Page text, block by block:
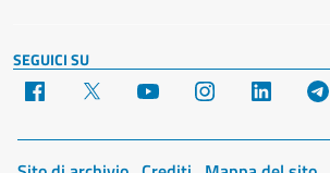
SEGUICI SU
Facebook YouTube Instagram LinkedIn